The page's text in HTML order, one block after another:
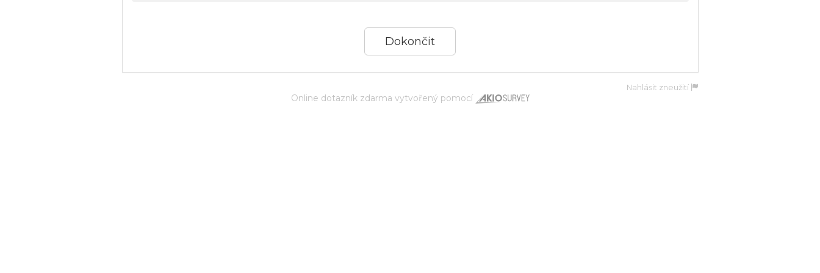
Nahlásit zneužití
Online dotazník zdarma vytvořený pomocí